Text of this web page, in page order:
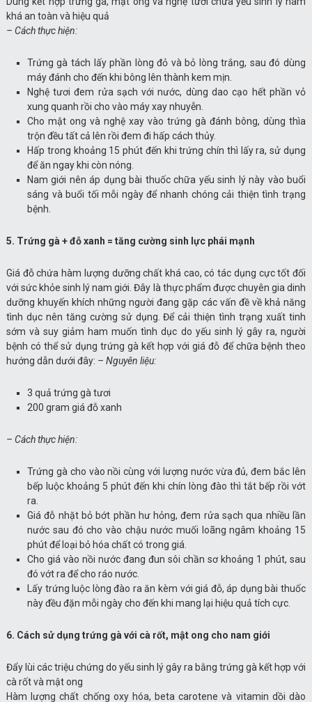
khá an toàn và hiệu quả
– Cách thực hiện:
Trứng gà tách lấy phần lòng đỏ và bỏ lòng trắng, sau đó dùng
máy đánh cho đến khi bông lên thành kem mịn.
Nghệ tươi đem rửa sạch với nước, dùng dao cạo hết phần vỏ
xung quanh rồi cho vào máy xay nhuyễn.
Cho mật ong và nghệ xay vào trứng gà đánh bông, dùng thìa
trộn đều tất cả lên rồi đem đi hấp cách thủy.
Hấp trong khoảng 15 phút đến khi trứng chín thì lấy ra, sử dụng
để ăn ngay khi còn nóng.
Nam giới nên áp dụng bài thuốc chữa yếu sinh lý này vào buổi
sáng và buổi tối mỗi ngày để nhanh chóng cải thiện tình trạng
bệnh.
5. Trứng gà + đỗ xanh = tăng cường sinh lực phái mạnh
Giá đỗ chứa hàm lượng dưỡng chất khá cao, có tác dụng cực tốt đối
với sức khỏe sinh lý nam giới. Đây là thực phẩm được chuyên gia dinh
dưỡng khuyến khích những người đang gặp các vấn đề về khả năng
tình dục nên tăng cường sử dụng. Để cải thiện tình trạng xuất tinh
sớm và suy giảm ham muốn tình dục do yếu sinh lý gây ra, người
bệnh có thể sử dụng trứng gà kết hợp với giá đỗ để chữa bệnh theo
hướng dẫn dưới đây: – Nguyên liệu:
3 quả trứng gà tươi
200 gram giá đỗ xanh
– Cách thực hiện:
Trứng gà cho vào nồi cùng với lượng nước vừa đủ, đem bắc lên
bếp luộc khoảng 5 phút đến khi chín lòng đào thì tắt bếp rồi vớt
ra.
Giá đỗ nhặt bỏ bớt phần hư hỏng, đem rửa sạch qua nhiều lần
nước sau đó cho vào chậu nước muối loãng ngâm khoảng 15
phút để loại bỏ hóa chất có trong giá.
Cho giá vào nồi nước đang đun sôi chần sơ khoảng 1 phút, sau
đó vớt ra để cho ráo nước.
Lấy trứng luộc lòng đào ra ăn kèm với giá đỗ, áp dụng bài thuốc
này đều đặn mỗi ngày cho đến khi mang lại hiệu quả tích cực.
6. Cách sử dụng trứng gà với cà rốt, mật ong cho nam giới
Đẩy lùi các triệu chứng do yếu sinh lý gây ra bằng trứng gà kết hợp với
cà rốt và mật ong
Hàm lượng chất chống oxy hóa, beta carotene và vitamin dồi dào